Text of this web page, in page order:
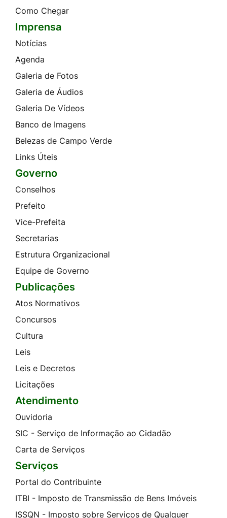
Como Chegar
Imprensa
Notícias
Agenda
Galeria de Fotos
Galeria de Áudios
Galeria De Vídeos
Banco de Imagens
Belezas de Campo Verde
Links Úteis
Governo
Conselhos
Prefeito
Vice-Prefeita
Secretarias
Estrutura Organizacional
Equipe de Governo
Publicações
Atos Normativos
Concursos
Cultura
Leis
Leis e Decretos
Licitações
Atendimento
Ouvidoria
SIC - Serviço de Informação ao Cidadão
Carta de Serviços
Serviços
Portal do Contribuinte
ITBI - Imposto de Transmissão de Bens Imóveis
ISSQN - Imposto sobre Serviços de Qualquer